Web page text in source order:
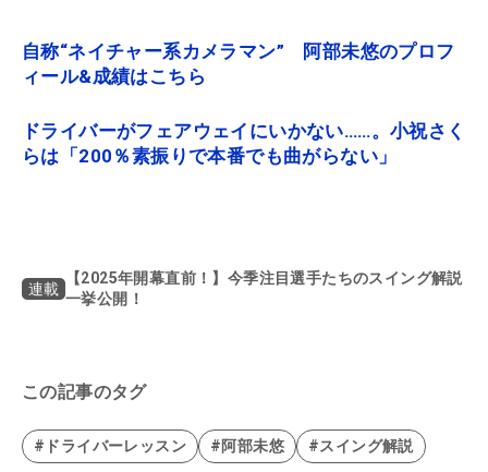
自称“ネイチャー系カメラマン” 阿部未悠のプロフ
ィール&成績はこちら
ドライバーがフェアウェイにいかない……。小祝さく
らは「200％素振りで本番でも曲がらない」
連載
【2025年開幕直前！】今季注目選手たちのスイング解説
一挙公開！
この記事のタグ
#ドライバーレッスン #阿部未悠 #スイング解説